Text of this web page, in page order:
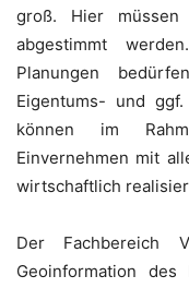
groß. Hier müssen
abgestimmt
Planungen
Eigentums- und
können im
Einvernehmen mit
wirtschaftlich
Der Fachbereich
Geoinformation des